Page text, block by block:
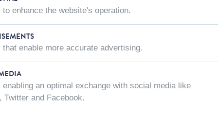
COLLIER
30-
to enhance the website's operation.
that enable more accurate advertising.
enabling an optimal exchange with social media like
Twitter and Facebook.